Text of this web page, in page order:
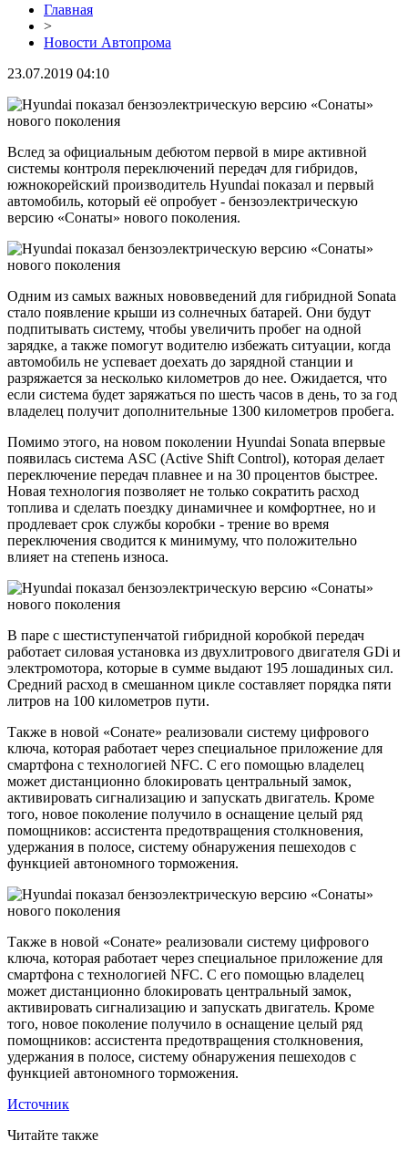
Главная
>
Новости Автопрома
23.07.2019 04:10
Вслед за официальным дебютом первой в мире активной
системы контроля переключений передач для гибридов,
южнокорейский производитель Hyundai показал и первый
автомобиль, который её опробует - бензоэлектрическую
версию «Сонаты» нового поколения.
Одним из самых важных нововведений для гибридной Sonata
стало появление крыши из солнечных батарей. Они будут
подпитывать систему, чтобы увеличить пробег на одной
зарядке, а также помогут водителю избежать ситуации, когда
автомобиль не успевает доехать до зарядной станции и
разряжается за несколько километров до нее. Ожидается, что
если система будет заряжаться по шесть часов в день, то за год
владелец получит дополнительные 1300 километров пробега.
Помимо этого, на новом поколении Hyundai Sonata впервые
появилась система ASC (Active Shift Control), которая делает
переключение передач плавнее и на 30 процентов быстрее.
Новая технология позволяет не только сократить расход
топлива и сделать поездку динамичнее и комфортнее, но и
продлевает срок службы коробки - трение во время
переключения сводится к минимуму, что положительно
влияет на степень износа.
В паре с шестиступенчатой гибридной коробкой передач
работает силовая установка из двухлитрового двигателя GDi и
электромотора, которые в сумме выдают 195 лошадиных сил.
Средний расход в смешанном цикле составляет порядка пяти
литров на 100 километров пути.
Также в новой «Сонате» реализовали систему цифрового
ключа, которая работает через специальное приложение для
смартфона с технологией NFC. С его помощью владелец
может дистанционно блокировать центральный замок,
активировать сигнализацию и запускать двигатель. Кроме
того, новое поколение получило в оснащение целый ряд
помощников: ассистента предотвращения столкновения,
удержания в полосе, систему обнаружения пешеходов с
функцией автономного торможения.
Также в новой «Сонате» реализовали систему цифрового
ключа, которая работает через специальное приложение для
смартфона с технологией NFC. С его помощью владелец
может дистанционно блокировать центральный замок,
активировать сигнализацию и запускать двигатель. Кроме
того, новое поколение получило в оснащение целый ряд
помощников: ассистента предотвращения столкновения,
удержания в полосе, систему обнаружения пешеходов с
функцией автономного торможения.
Источник
Читайте также